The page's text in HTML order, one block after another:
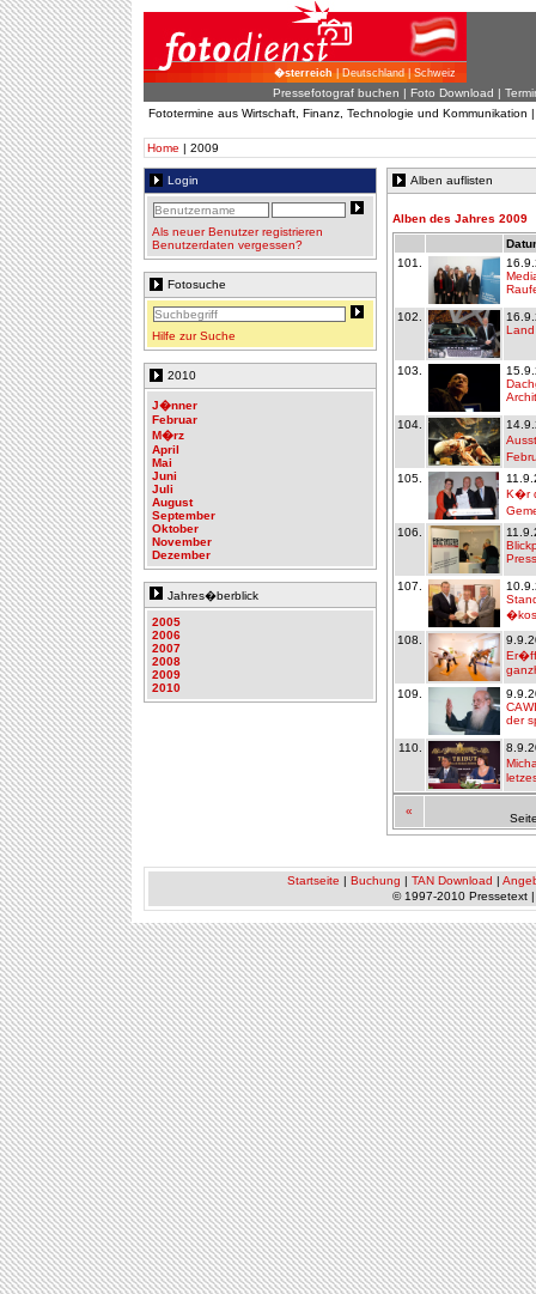
�sterreich| Deutschland | Schweiz
Pressefotograf buchen | Foto Download |
Fototermine aus Wirtschaft, Finanz, Technologie und Kommunikation
Home | 2009
Login
Als neuer Benutzer registrieren
Benutzerdaten vergessen?
Fotosuche
Hilfe zur Suche
2010
J�nner
Februar
M�rz
April
Mai
Juni
Juli
August
September
Oktober
November
Dezember
Jahres�berblick
2005
2006
2007
2008
2009
2010
Alben auflisten
Alben des Jahres 2009
101.
102.
Land
103.
104.
105.
K�r
106.
107.
108.
109.
der
110.
«
Startseite | Buchung | TAN Download |
© 1997-2010 Pressetext